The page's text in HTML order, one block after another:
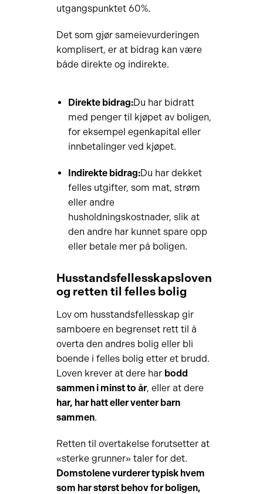
utgangspunktet 60%.
Det som gjør sameievurderingen
komplisert, er at bidrag kan være
både direkte og indirekte.
Direkte bidrag:Du har bidratt
med penger til kjøpet av boligen,
for eksempel egenkapital eller
innbetalinger ved kjøpet.
Indirekte bidrag:Du har dekket
felles utgifter, som mat, strøm
eller andre
husholdningskostnader, slik at
den andre har kunnet spare opp
eller betale mer på boligen.
Husstandsfellesskapsloven
og retten til felles bolig
Lov om husstandsfellesskap gir
samboere en begrenset rett til å
overta den andres bolig eller bli
boende i felles bolig etter et brudd.
Loven krever at dere har bodd
sammen i minst to år, eller at dere
har, har hatt eller venter barn
sammen.
Retten til overtakelse forutsetter at
«sterke grunner» taler for det.
Domstolene vurderer typisk hvem
som har størst behov for boligen,